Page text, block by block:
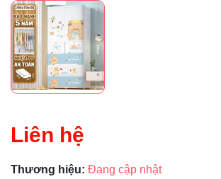
Liên hệ
Thương hiệu: Đang cập nhật